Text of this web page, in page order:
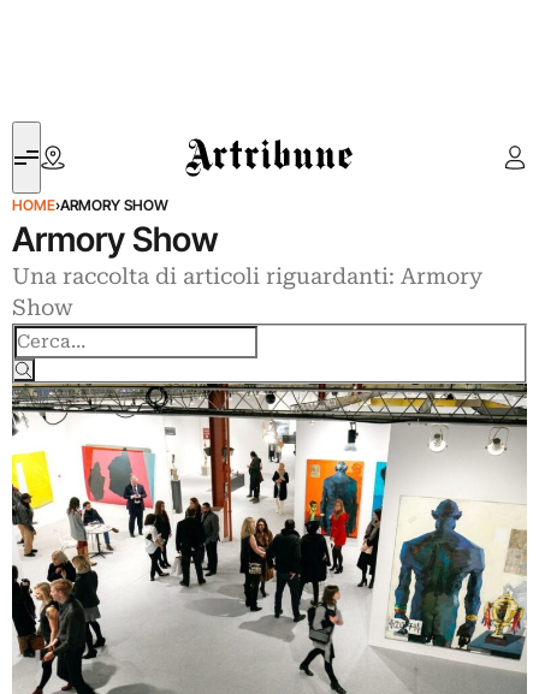
Artribune
HOME›ARMORY SHOW
Armory Show
Una raccolta di articoli riguardanti: Armory
Show
Cerca